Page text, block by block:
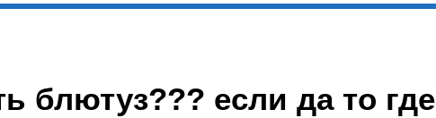
блютуз??? если да то где